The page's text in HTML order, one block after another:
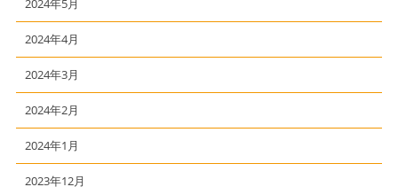
2024年5月
2024年4月
2024年3月
2024年2月
2024年1月
2023年12月